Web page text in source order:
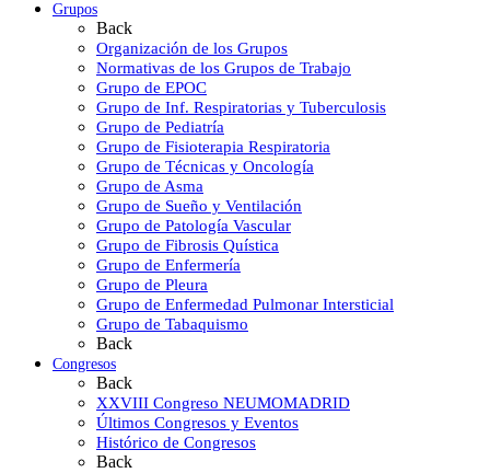
Grupos
Back
Organización de los Grupos
Normativas de los Grupos de Trabajo
Grupo de EPOC
Grupo de Inf. Respiratorias y Tuberculosis
Grupo de Pediatría
Grupo de Fisioterapia Respiratoria
Grupo de Técnicas y Oncología
Grupo de Asma
Grupo de Sueño y Ventilación
Grupo de Patología Vascular
Grupo de Fibrosis Quística
Grupo de Enfermería
Grupo de Pleura
Grupo de Enfermedad Pulmonar Intersticial
Grupo de Tabaquismo
Back
Congresos
Back
XXVIII Congreso NEUMOMADRID
Últimos Congresos y Eventos
Histórico de Congresos
Back